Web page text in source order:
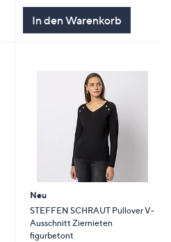
In den Warenkorb
Neu
STEFFEN SCHRAUT Pullover V-
Ausschnitt Ziernieten
figurbetont